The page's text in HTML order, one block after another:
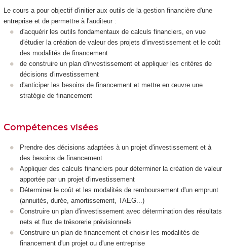
Le cours a pour objectif d'initier aux outils de la gestion financière d'une
entreprise et de permettre à l'auditeur :
d'acquérir les outils fondamentaux de calculs financiers, en vue
d'étudier la création de valeur des projets d'investissement et le coût
des modalités de financement
de construire un plan d'investissement et appliquer les critères de
décisions d'investissement
d'anticiper les besoins de financement et mettre en œuvre une
stratégie de financement
Compétences visées
Prendre des décisions adaptées à un projet d'investissement et à
des besoins de financement
Appliquer des calculs financiers pour déterminer la création de valeur
apportée par un projet d'investissement
Déterminer le coût et les modalités de remboursement d'un emprunt
(annuités, durée, amortissement, TAEG...)
Construire un plan d'investissement avec détermination des résultats
nets et flux de trésorerie prévisionnels
Construire un plan de financement et choisir les modalités de
financement d'un projet ou d'une entreprise